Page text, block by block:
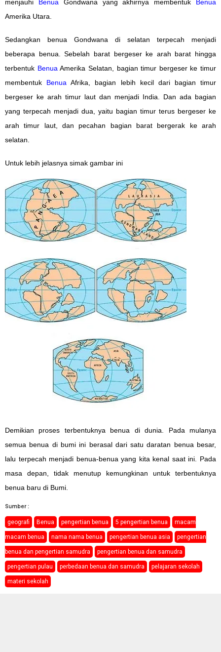
menjauhi Benua Gondwana yang akhirnya membentuk
Benua
Amerika Utara.
Sedangkan benua Gondwana di selatan terpecah menjadi
beberapa benua. Sebelah barat bergeser ke arah barat hingga
terbentuk Benua Amerika Selatan, bagian timur bergeser ke timur
membentuk Benua Afrika, bagian lebih kecil dari bagian timur
bergeser ke arah timur laut dan menjadi India. Dan ada bagian
yang terpecah menjadi dua, yaitu bagian timur terus bergeser ke
arah timur laut, dan pecahan bagian barat bergerak ke arah
selatan.
Untuk lebih jelasnya simak gambar ini
Demikian proses terbentuknya benua di dunia. Pada mulanya
semua benua di bumi ini berasal dari satu daratan benua besar,
lalu terpecah menjadi benua-benua yang kita kenal saat ini. Pada
masa depan, tidak menutup kemungkinan untuk terbentuknya
benua baru di Bumi.
Sumber :
geografi Benua pengertian benua 5 pengertian benua macam
macam benua nama nama benua pengertian benua asia pengertian
benua dan pengertian samudra pengertian benua dan samudra
pengertian pulau perbedaan benua dan samudra pelajaran sekolah
materi sekolah